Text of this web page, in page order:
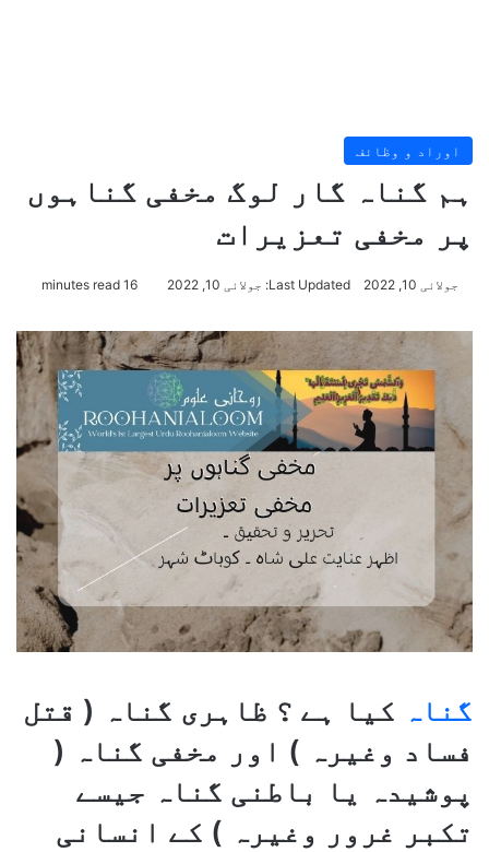
اوراد و وظائف
ہم گناہ گار لوگ مخفی گناہوں
پر مخفی تعزیرات
جولائی 10, 2022 Last Updated: جولائی 10, 2022
گناہ کیا ہے ؟ ظاہری گناہ ( قتل
فساد وغیرہ ) اور مخفی گناہ (
پوشیدہ یا باطنی گناہ جیسے
تکبر غرور وغیرہ ) کے انسانی